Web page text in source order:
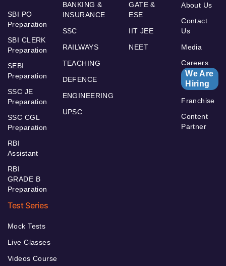
SBI PO
Preparation
SBI CLERK
Preparation
SEBI
Preparation
SSC JE
Preparation
SSC CGL
Preparation
RBI
Assistant
RBI
GRADE B
Preparation
BANKING &
INSURANCE
SSC
RAILWAYS
TEACHING
DEFENCE
ENGINEERING
UPSC
GATE &
ESE
IIT JEE
NEET
About Us
Contact
Us
Media
Careers
We Are
Hiring
Franchise
Content
Partner
Test Series
Mock Tests
Live Classes
Videos Course